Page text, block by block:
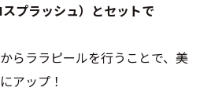
プラッシュ）とセットで
らララピールを行うことで、美
アップ！